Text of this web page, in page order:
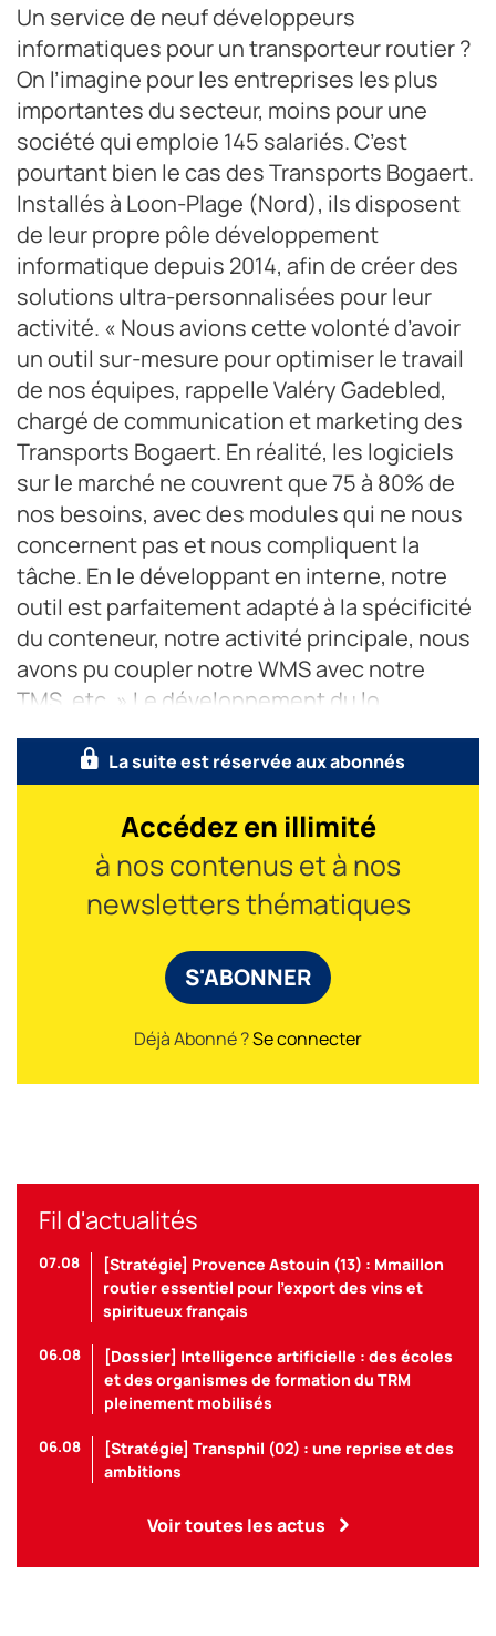
Un service de neuf développeurs
informatiques pour un transporteur routier ?
On l’imagine pour les entreprises les plus
importantes du secteur, moins pour une
société qui emploie 145 salariés. C’est
pourtant bien le cas des Transports Bogaert.
Installés à Loon-Plage (Nord), ils disposent
de leur propre pôle développement
informatique depuis 2014, afin de créer des
solutions ultra-personnalisées pour leur
activité. « Nous avions cette volonté d’avoir
un outil sur-mesure pour optimiser le travail
de nos équipes, rappelle Valéry Gadebled,
chargé de communication et marketing des
Transports Bogaert. En réalité, les logiciels
sur le marché ne couvrent que 75 à 80% de
nos besoins, avec des modules qui ne nous
concernent pas et nous compliquent la
tâche. En le développant en interne, notre
outil est parfaitement adapté à la spécificité
du conteneur, notre activité principale, nous
avons pu coupler notre WMS avec notre
TMS, etc. » Le développement du lo
La suite est réservée aux abonnés
Accédez en illimité
à nos contenus et à nos
newsletters thématiques
S'ABONNER
Déjà Abonné ?Se connecter
Fil d'actualités
07.08
[Stratégie] Provence Astouin (13) : Mmaillon
routier essentiel pour l’export des vins et
spiritueux français
06.08
[Dossier] Intelligence artificielle : des écoles
et des organismes de formation du TRM
pleinement mobilisés
06.08
[Stratégie] Transphil (02) : une reprise et des
ambitions
Voir toutes les actus